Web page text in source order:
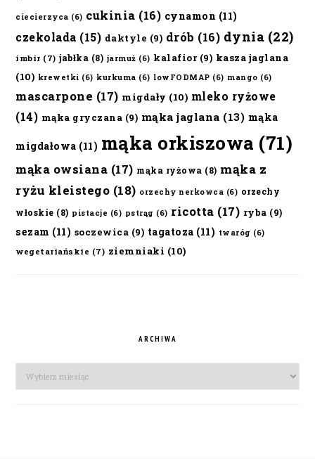
ciecierzyca (6) cukinia (16) cynamon (11)
czekolada (15) daktyle (9) drób (16) dynia (22)
imbir (7) jabłka (8) jarmuż (6) kalafior(9) kasza jaglana
(10) krewetki (6) kurkuma (6) lowFODMAP (6) mango (6)
mascarpone (17) migdały (10) mleko ryżowe
(14) mąka gryczana (9) mąka jaglana (13) mąka
migdałowa (11) mąka orkiszowa (71)
mąka owsiana (17) mąka ryżowa (8) mąka z
ryżu kleistego (18) orzechy nerkowca (6) orzechy
włoskie (8) pistacje (6) pstrąg (6) ricotta (17) ryba (9)
sezam (11) soczewica (9) tagatoza (11) twaróg (6)
wegetariańskie (7) ziemniaki (10)
ARCHIWA
Archiwa